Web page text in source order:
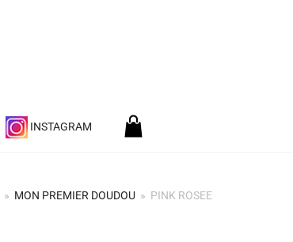
INSTAGRAM
» MON PREMIER DOUDOU » PINK ROSEE